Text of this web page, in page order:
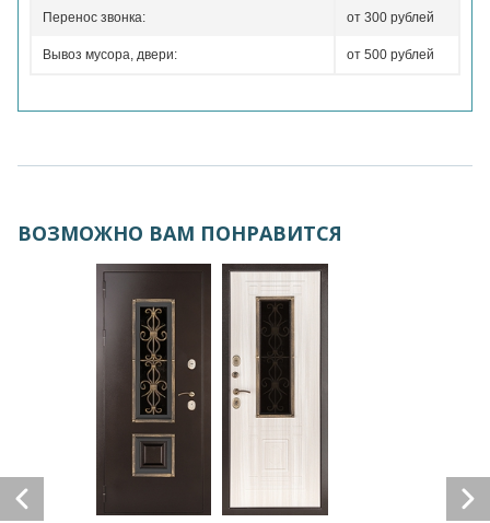
Перенос звонка: от 300 рублей
Вывоз мусора, двери: от 500 рублей
ВОЗМОЖНО ВАМ ПОНРАВИТСЯ